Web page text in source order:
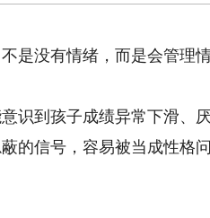
是没有情绪，而是会管理
识到孩子成绩异常下滑、
的信号，容易被当成性格